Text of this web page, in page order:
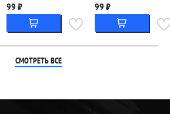
99 ₽ 99 ₽
СМОТРЕТЬ ВСЕ